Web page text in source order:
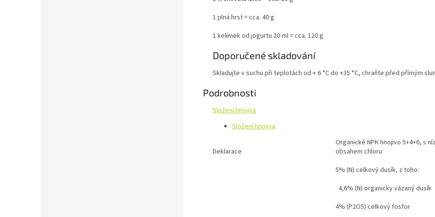
1 plná hrst = cca. 40 g
1 kelímek od jogurtu 20 ml = cca. 120 g
Doporučené skladování
Skladujte v suchu při teplotách od + 6 °C do +35 °C, chraňte před přímým
Podrobnosti
Složení hnojiva
Složení hnojiva
Deklarace
Organické NPK hnojivo 5+4+6, s
obsahem chloru
5% (N) celkový dusík, z toho:
4,6% (N) organicky vázaný dusík
4% (P2O5) celkový fosfor